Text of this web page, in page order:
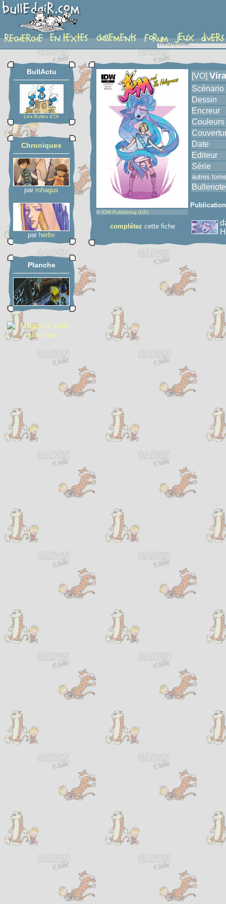
album
BullActu
Les Bulles d'Or
Chroniques
par rohagus
par herbv
Planche
© IDW Publishing (US)
complétez cette fiche
[VO]
Scénario
Dessin
Encreur
Couleurs
Date
Editeur
Série
autres
Bullenote